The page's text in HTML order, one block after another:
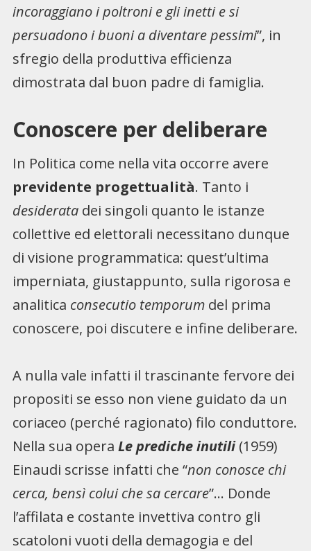
incoraggiano i poltroni e gli inetti e si
persuadono i buoni a diventare pessimi”, in
sfregio della produttiva efficienza
dimostrata dal buon padre di famiglia.
Conoscere per deliberare
In Politica come nella vita occorre avere
previdente progettualità. Tanto i
desiderata dei singoli quanto le istanze
collettive ed elettorali necessitano dunque
di visione programmatica: quest’ultima
imperniata, giustappunto, sulla rigorosa e
analitica consecutio temporum del prima
conoscere, poi discutere e infine deliberare.
A nulla vale infatti il trascinante fervore dei
propositi se esso non viene guidato da un
coriaceo (perché ragionato) filo conduttore.
Nella sua opera Le prediche inutili (1959)
Einaudi scrisse infatti che “non conosce chi
cerca, bensì colui che sa cercare”… Donde
l’affilata e costante invettiva contro gli
scatoloni vuoti della demagogia e del